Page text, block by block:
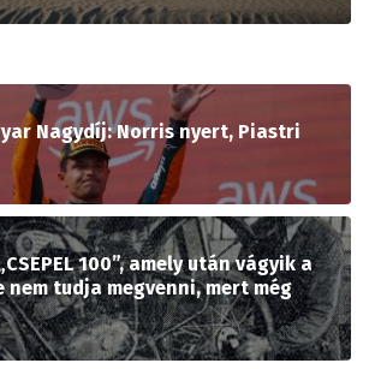
Nagydíj: Norris nyert, Piastri
100”, amely után vágyik a
nem tudja megvenni, mert még